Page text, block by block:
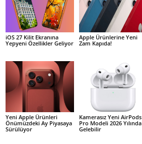
iOS 27 Kilit Ekranına
Yepyeni Özellikler Geliyor
Apple Ürünlerine Yeni
Zam Kapıda!
Yeni Apple Ürünleri
Önümüzdeki Ay Piyasaya
Sürülüyor
Kamerasız Yeni AirPods
Pro Modeli 2026 Yılında
Gelebilir